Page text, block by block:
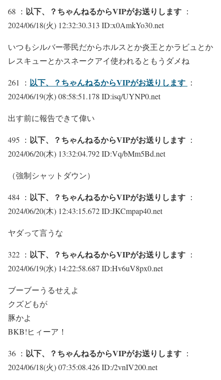
68 ： 以下、？ちゃんねるからVIPがお送りします ：
2024/06/18(火) 12:32:30.313 ID:x0AmkYo30.net
いつもシルバー帯民だからホルスとか炎王とかラビュとか
レスキューとかスネークアイ使われるともうダメね
261 ： 以下、？ちゃんねるからVIPがお送りします ：
2024/06/19(水) 08:58:51.178 ID:isq/UYNP0.net
出す前に報告できて偉い
495 ： 以下、？ちゃんねるからVIPがお送りします ：
2024/06/20(木) 13:32:04.792 ID:Vq/bMm5Bd.net
（強制シャットダウン）
484 ： 以下、？ちゃんねるからVIPがお送りします ：
2024/06/20(木) 12:43:15.672 ID:JKCmpap40.net
ヤダって言うな
322 ： 以下、？ちゃんねるからVIPがお送りします ：
2024/06/19(水) 14:22:58.687 ID:Hv6uV8px0.net
ブーブーうるせえよ
クズどもが
豚かよ
BKB!ヒィーア！
36 ： 以下、？ちゃんねるからVIPがお送りします ：
2024/06/18(火) 07:35:08.426 ID:/2vnIV200.net